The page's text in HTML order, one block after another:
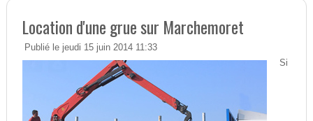
Location d'une grue sur Marchemoret
Publié le jeudi 15 juin 2014 11:33
Si